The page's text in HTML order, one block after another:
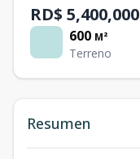
RD$ 5,400,000
600 M²
Terreno
Resumen